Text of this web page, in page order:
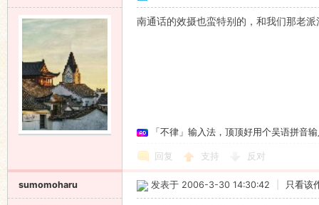
南通话的效摄也蛮特别的，和我们那老
「不律」输入法，顶顶好用个吴语拼音
回复 支持 反对
sumomoharu 发表于 2006-3-30 14:30:42 只看该